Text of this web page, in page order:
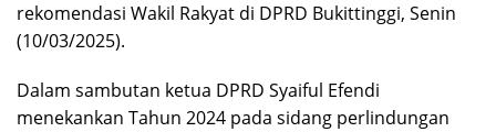
rekomendasi Wakil Rakyat di DPRD Bukittinggi, Senin
(10/03/2025).
Dalam sambutan ketua DPRD Syaiful Efendi
menekankan Tahun 2024 pada sidang perlindungan